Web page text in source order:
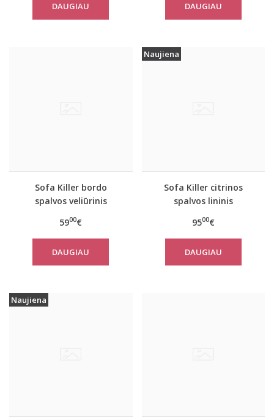
DAUGIAU DAUGIAU
Sofa Killer bordo
spalvos veliūrinis
5900€
DAUGIAU
Naujiena
Sofa Killer citrinos
spalvos lininis
9500€
DAUGIAU
Naujiena